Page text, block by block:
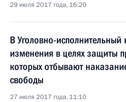
29 июля 2017 года, 16:20
В Уголовно-исполнительный
изменения в целях защиты
которых отбывают
свободы
27 июля 2017 года, 11:10